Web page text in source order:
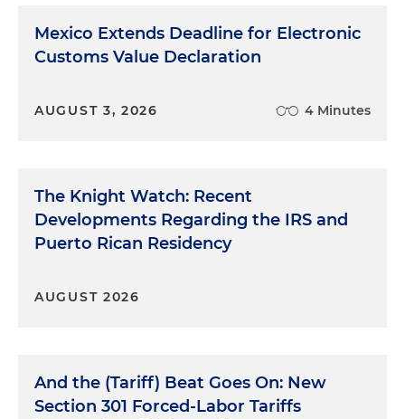
Mexico Extends Deadline for Electronic
Customs Value Declaration
AUGUST 3, 2026 4 Minutes
The Knight Watch: Recent
Developments Regarding the IRS and
Puerto Rican Residency
AUGUST 2026
And the (Tariff) Beat Goes On: New
Section 301 Forced-Labor Tariffs